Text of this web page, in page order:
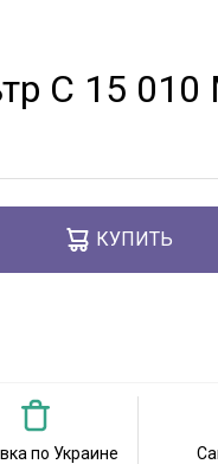
C 15 010
КУПИТЬ
по Украине